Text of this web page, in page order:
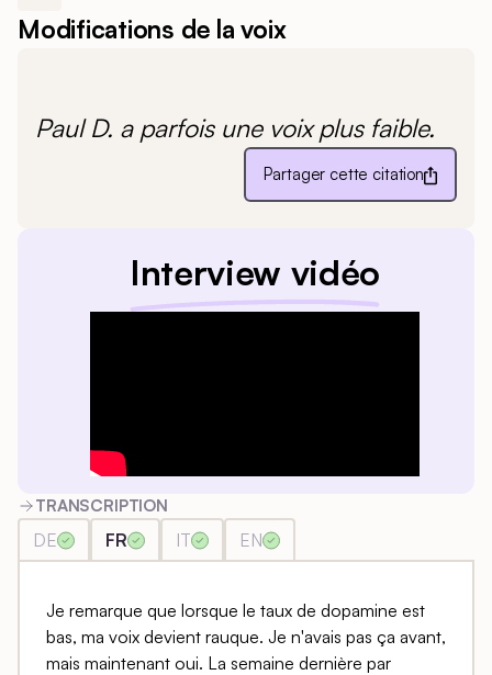
Modifications de la voix
Paul D. a parfois une voix plus faible.
Partager cette citation
Interview vidéo
TRANSCRIPTION
DE FR IT EN
Je remarque que lorsque le taux de dopamine est
bas, ma voix devient rauque. Je n'avais pas ça avant,
mais maintenant oui. La semaine dernière par